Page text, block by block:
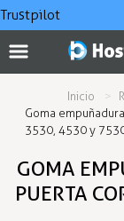
Trustpilot
Inicio
Goma
3530, 4530 y
GOMA
PUERTA